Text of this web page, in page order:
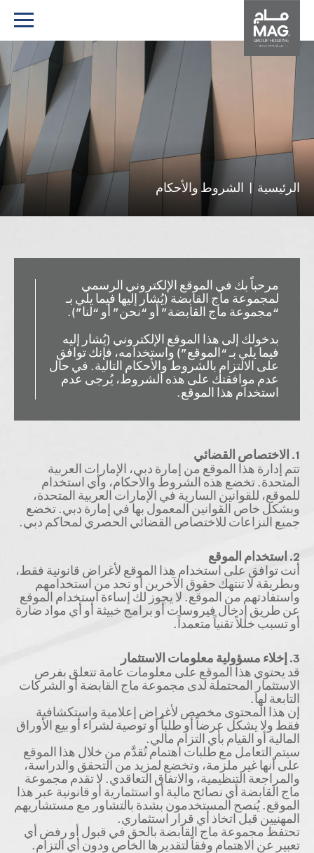
الرئيسية | الشروط والأحكام
مرحباً بك في الموقع الإلكتروني الرسمي
لمجموعة ماج القابضة (يُشار إليها فيما يلي بـ
“مجموعة ماج القابضة” أو “نحن” أو “لنا”).
بدخولك إلى هذا الموقع الإلكتروني (يُشار إليه
فيما يلي بـ “الموقع”) واستخدامه، فإنك توافق
على الالتزام بالشروط والأحكام التالية. في حال
عدم موافقتك على هذه الشروط، يُرجى عدم
استخدام هذا الموقع.
1. الاختصاص القضائي
تتم إدارة هذا الموقع من إمارة دبي، الإمارات العربية
المتحدة. تخضع هذه الشروط والأحكام، وأي استخدام
للموقع، للقوانين السارية في الإمارات العربية المتحدة،
وبشكل خاص القوانين المعمول بها في إمارة دبي. تخضع
جميع النزاعات للاختصاص القضائي الحصري لمحاكم دبي.
2. استخدام الموقع
أنت توافق على استخدام هذا الموقع لأغراض قانونية فقط،
وبطريقة لا تنتهك حقوق الآخرين أو تحد من استخدامهم
واستفادتهم من الموقع. لا يجوز لك إساءة استخدام الموقع
عن طريق إدخال فيروسات أو برامج خبيثة أو أي مواد ضارة
أو تسبب خللاً تقنياً متعمداً.
3. إخلاء مسؤولية معلومات الاستثمار
قد يحتوي هذا الموقع على معلومات عامة تتعلق بفرص
الاستثمار المحتملة لدى مجموعة ماج القابضة أو الشركات
التابعة لها.
إن هذا المحتوى مخصص لأغراض إعلامية واستكشافية
فقط ولا يشكل عرضاً أو طلباً أو توصية لشراء أو بيع الأوراق
المالية أو القيام بأي التزام مالي.
سيتم التعامل مع طلبات اهتمام تُقدَّم من خلال هذا الموقع
على أنها غير ملزمة، وتخضع لمزيد من التحقق والدراسة،
والمراجعة التنظيمية، والاتفاق التعاقدي. لا تقدم مجموعة
ماج القابضة أي نصائح مالية أو استثمارية أو قانونية عبر هذا
الموقع. يُنصح المستخدمون بشدة بالتشاور مع مستشاريهم
المهنيين قبل اتخاذ أي قرار استثماري.
تحتفظ مجموعة ماج القابضة بالحق في قبول أو رفض أي
تعبير عن الاهتمام وفقاً لتقديرها الخاص ودون أي التزام.